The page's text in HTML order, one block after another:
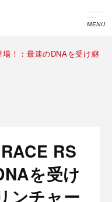
MENU
！：最速のDNAを受け継
RS
を受け
ンチャー